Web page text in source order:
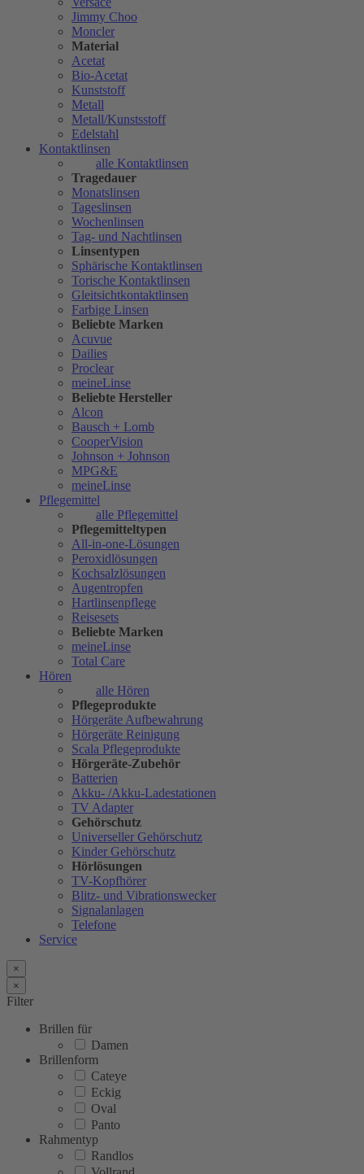
Jimmy Choo
Moncler
Material
Acetat
Bio-Acetat
Kunststoff
Metall
Metall/Kunstsstoff
Edelstahl
Kontaktlinsen
alle Kontaktlinsen
Tragedauer
Monatslinsen
Tageslinsen
Wochenlinsen
Tag- und Nachtlinsen
Linsentypen
Sphärische Kontaktlinsen
Torische Kontaktlinsen
Gleitsichtkontaktlinsen
Farbige Linsen
Beliebte Marken
Acuvue
Dailies
Proclear
meineLinse
Beliebte Hersteller
Alcon
Bausch + Lomb
CooperVision
Johnson + Johnson
MPG&E
meineLinse
Pflegemittel
alle Pflegemittel
Pflegemitteltypen
All-in-one-Lösungen
Peroxidlösungen
Kochsalzlösungen
Augentropfen
Hartlinsenpflege
Reisesets
Beliebte Marken
meineLinse
Total Care
Hören
alle Hören
Pflegeprodukte
Hörgeräte Aufbewahrung
Hörgeräte Reinigung
Scala Pflegeprodukte
Hörgeräte-Zubehör
Batterien
Akku- /Akku-Ladestationen
TV Adapter
Gehörschutz
Universeller Gehörschutz
Kinder Gehörschutz
Hörlösungen
TV-Kopfhörer
Blitz- und Vibrationswecker
Signalanlagen
Telefone
Service
×
×
Filter
Brillen für
Damen
Brillenform
Cateye
Eckig
Oval
Panto
Rahmentyp
Randlos